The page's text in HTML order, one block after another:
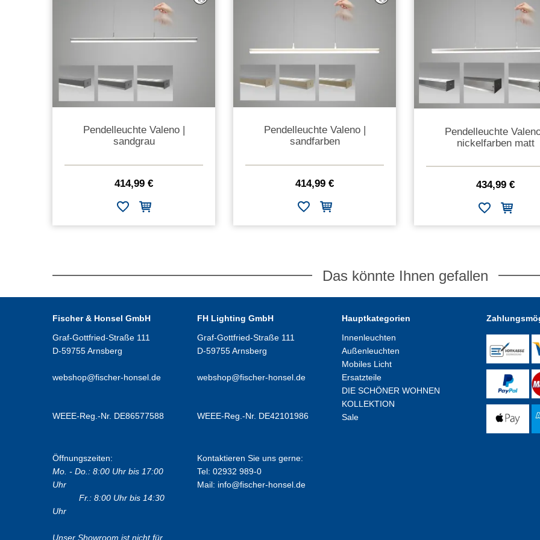
Pendelleuchte Valeno |
sandgrau
414,99 €
Pendelleuchte Valeno |
sandfarben
414,99 €
Pendelleuchte
nickelfarben matt
434,99 €
Das könnte Ihnen gefallen
Fischer & Honsel GmbH
Graf-Gottfried-Straße 111
D-59755 Arnsberg
webshop@fischer-honsel.de
WEEE-Reg.-Nr. DE86577588
Öffnungszeiten:
Mo. - Do.: 8:00 Uhr bis 17:00
Uhr
Fr.: 8:00 Uhr bis 14:30
Uhr
Unser Showroom ist nicht für
FH Lighting GmbH
Graf-Gottfried-Straße 111
D-59755 Arnsberg
webshop@fischer-honsel.de
WEEE-Reg.-Nr. DE42101986
Kontaktieren Sie uns gerne:
Tel: 02932 989-0
Mail: info@fischer-honsel.de
Hauptkategorien
Innenleuchten
Außenleuchten
Mobiles Licht
Ersatzteile
DIE SCHÖNER WOHNEN
KOLLEKTION
Sale